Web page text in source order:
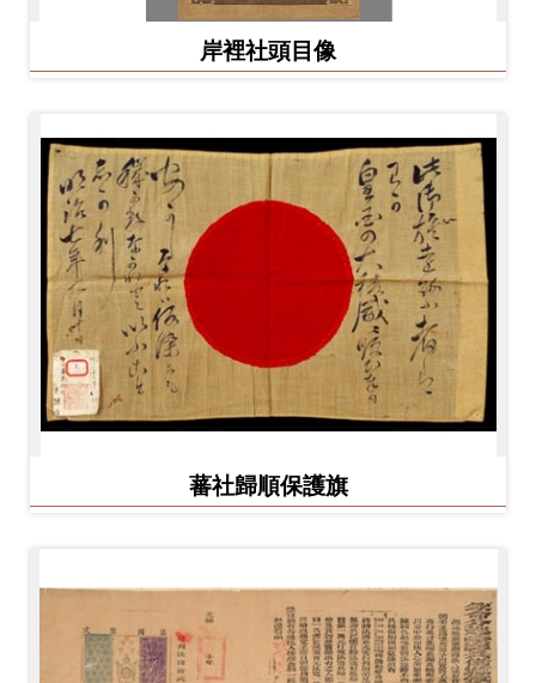
岸裡社頭目像
蕃社歸順保護旗